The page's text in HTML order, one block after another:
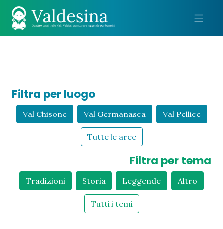
Filtra per luogo
Val Chisone Val Germanasca Val Pellice
Tutte le aree
Filtra per tema
Tradizioni Storia Leggende Altro
Tutti i temi